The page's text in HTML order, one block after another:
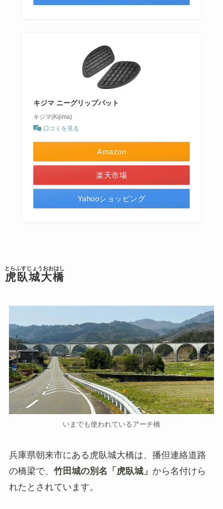
キジマ ニーグリップパット
キジマ(Kijima)
口コミを見る
Amazon
楽天市場
Yahooショッピング
虎臥城大橋
とらふすじょうおおはし
いまでも使われているアーチ橋
兵庫県朝来市にある虎臥城大橋は、播但連絡道路
の橋梁で、 竹田城の別名「虎臥城」 から名付けら
れたとされています。